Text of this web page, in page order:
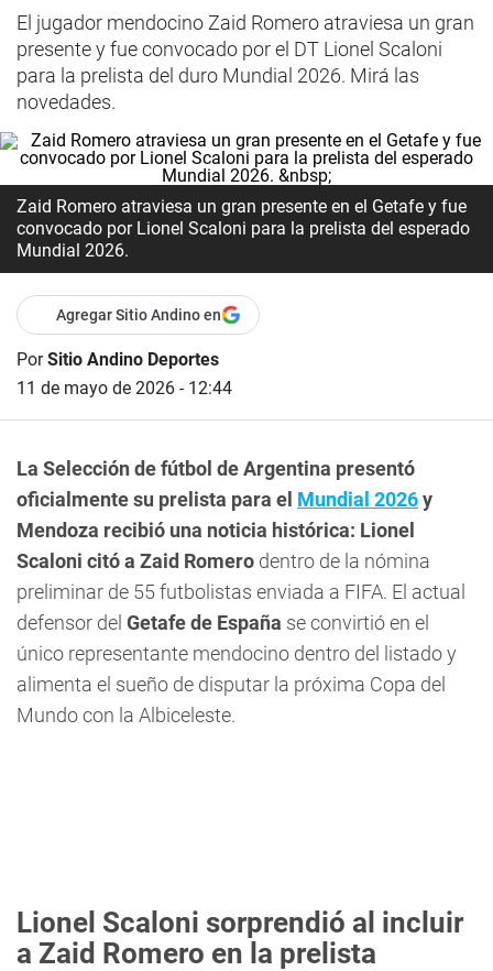
El jugador mendocino Zaid Romero atraviesa un gran
presente y fue convocado por el DT Lionel Scaloni
para la prelista del duro Mundial 2026. Mirá las
novedades.
Zaid Romero atraviesa un gran presente en el Getafe y fue
convocado por Lionel Scaloni para la prelista del esperado
Mundial 2026.
Agregar Sitio Andino en
PorSitio Andino Deportes
11 de mayo de 2026 - 12:44
La Selección de fútbol de Argentina presentó
oficialmente su prelista para el Mundial 2026y
Mendoza recibió una noticia histórica: Lionel
Scaloni citó a Zaid Romero dentro de la nómina
preliminar de 55 futbolistas enviada a FIFA. El actual
defensor del Getafe de España se convirtió en el
único representante mendocino dentro del listado y
alimenta el sueño de disputar la próxima Copa del
Mundo con la Albiceleste.
Lionel Scaloni sorprendió al incluir
a Zaid Romero en la prelista